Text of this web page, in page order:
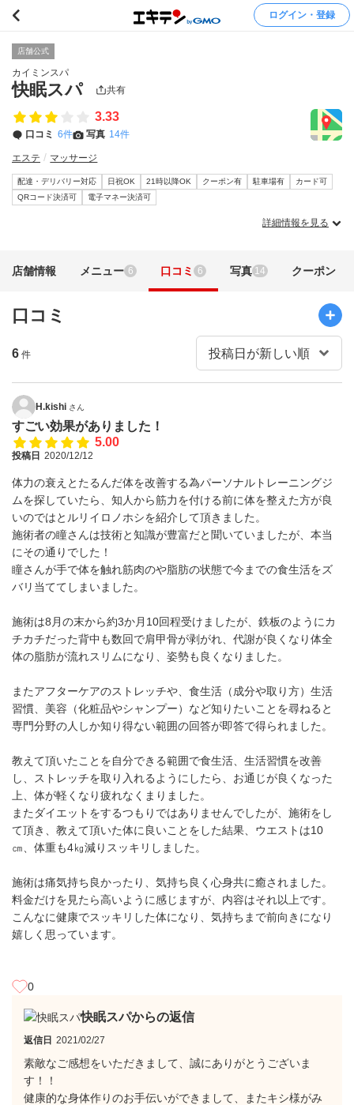
ログイン・登録
店舗公式
カイミンスパ
快眠スパ 共有
3.33
口コミ 6件 写真 14件
エステ マッサージ
配達・デリバリー対応 日祝OK 21時以降OK クーポン有 駐車場有
カード可
QRコード決済可
電子マネー決済可
詳細情報を見る
店舗情報 メニュー 6 口コミ 6 写真 14 クーポン
口コミ
6 件
H.kishi さん
すごい効果がありました！
5.00
投稿日 2020/12/12
体力の衰えとたるんだ体を改善する為パーソナルトレーニングジ
ムを探していたら、知人から筋力を付ける前に体を整えた方が良
いのではとルリイロノホシを紹介して頂きました。
施術者の瞳さんは技術と知識が豊富だと聞いていましたが、本当
にその通りでした！
瞳さんが手で体を触れ筋肉のや脂肪の状態で今までの食生活をズ
バリ当ててしまいました。
施術は8月の末から約3か月10回程受けましたが、鉄板のようにカ
チカチだった背中も数回で肩甲骨が剥がれ、代謝が良くなり体全
体の脂肪が流れスリムになり、姿勢も良くなりました。
またアフターケアのストレッチや、食生活（成分や取り方）生活
習慣、美容（化粧品やシャンプー）など知りたいことを尋ねると
専門分野の人しか知り得ない範囲の回答が即答で得られました。
教えて頂いたことを自分できる範囲で食生活、生活習慣を改善
し、ストレッチを取り入れるようにしたら、お通じが良くなった
上、体が軽くなり疲れなくまりました。
またダイエットをするつもりではありませんでしたが、施術をし
て頂き、教えて頂いた体に良いことをした結果、ウエストは10
㎝、体重も4㎏減りスッキリしました。
施術は痛気持ち良かったり、気持ち良く心身共に癒されました。
料金だけを見たら高いように感じますが、内容はそれ以上です。
こんなに健康でスッキリした体になり、気持ちまで前向きになり
嬉しく思っています。
0
快眠スパからの返信
返信日 2021/02/27
素敵なご感想をいただきまして、誠にありがとうございま
す！！
健康的な身体作りのお手伝いができまして、またキシ様がみ